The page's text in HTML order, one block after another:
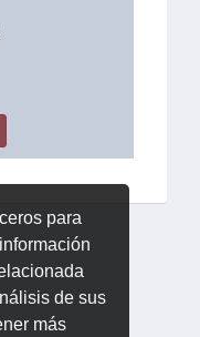
para
de sus
más